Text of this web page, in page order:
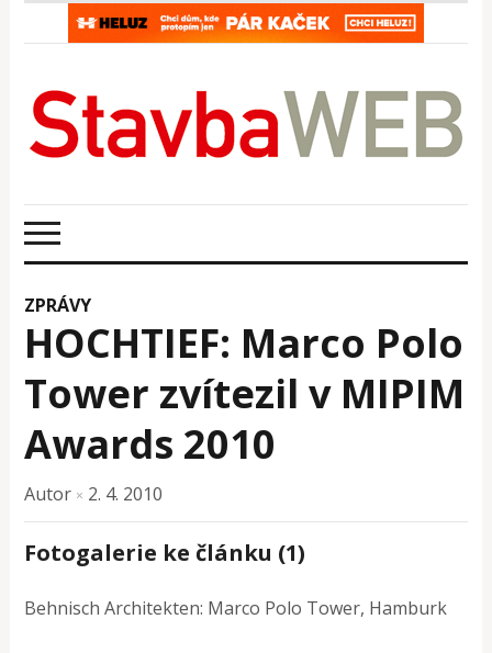
ZPRÁVY
HOCHTIEF: Marco Polo
Tower zvítezil v MIPIM
Awards 2010
Autor × 2. 4. 2010
Fotogalerie ke článku (1)
Behnisch Architekten: Marco Polo Tower, Hamburk